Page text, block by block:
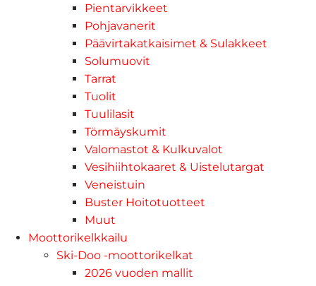
Pientarvikkeet
Pohjavanerit
Päävirtakatkaisimet & Sulakkeet
Solumuovit
Tarrat
Tuolit
Tuulilasit
Törmäyskumit
Valomastot & Kulkuvalot
Vesihiihtokaaret & Uistelutargat
Veneistuin
Buster Hoitotuotteet
Muut
Moottorikelkkailu
Ski-Doo -moottorikelkat
2026 vuoden mallit